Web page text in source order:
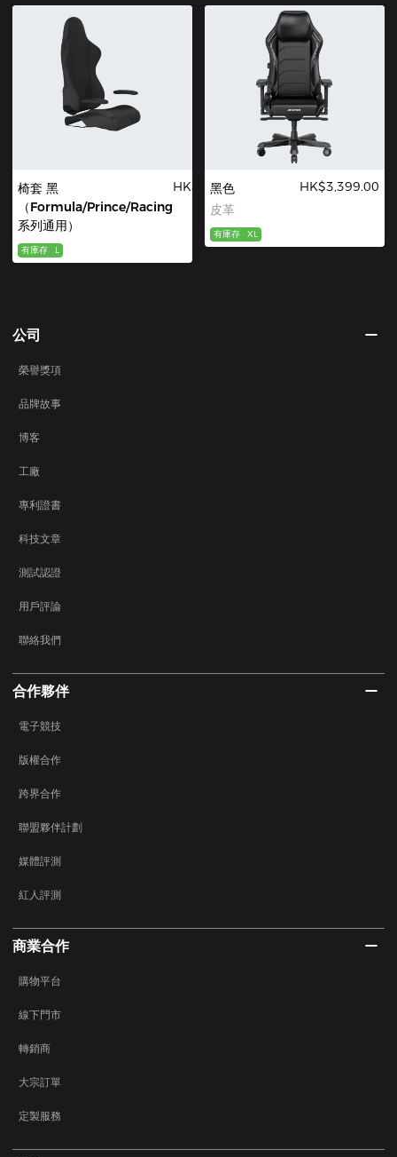
椅套 黑
（Formula/Prince/Racing
系列通用）
HK$250.00
有庫存 L
黑色
皮革
HK$3,399.00
有庫存 XL
公司
榮譽獎項
品牌故事
博客
工廠
專利證書
科技文章
測試認證
用戶評論
聯絡我們
合作夥伴
電子競技
版權合作
跨界合作
聯盟夥伴計劃
媒體評測
紅人評測
商業合作
購物平台
線下門市
轉銷商
大宗訂單
定製服務